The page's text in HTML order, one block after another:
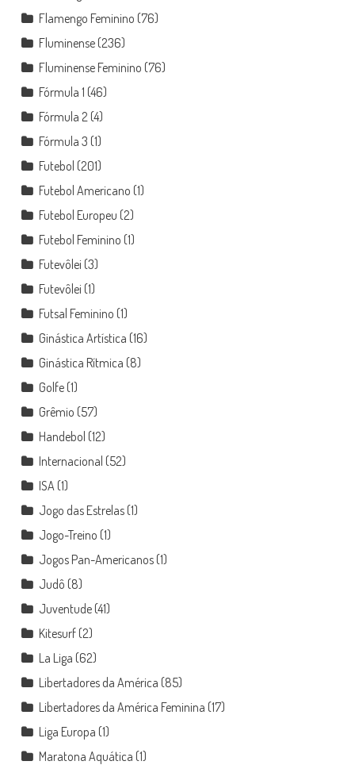
Flamengo Feminino (76)
Fluminense(236)
Fluminense Feminino (76)
Fórmula 1 (46)
Fórmula 2 (4)
Fórmula 3 (1)
Futebol (201)
Futebol Americano (1)
Futebol Europeu (2)
Futebol Feminino (1)
Futevôlei (3)
Futevôlei (1)
Futsal Feminino (1)
Ginástica Artística (16)
Ginástica Rítmica (8)
Golfe(1)
Grêmio (57)
Handebol (12)
Internacional (52)
ISA (1)
Jogo das Estrelas(1)
Jogo-Treino (1)
Jogos Pan-Americanos(1)
Judô (8)
Juventude(41)
Kitesurf(2)
La Liga (62)
Libertadores da América (85)
Libertadores da América Feminina (17)
Liga Europa (1)
Maratona Aquática (1)